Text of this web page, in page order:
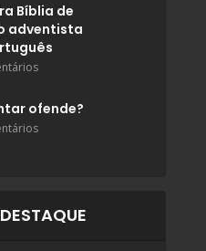
Bíblia de
adventista
ofende?